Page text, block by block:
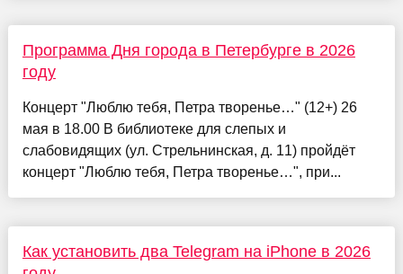
Программа Дня города в Петербурге в 2026
году
Концерт "Люблю тебя, Петра творенье…" (12+) 26
мая в 18.00 В библиотеке для слепых и
слабовидящих (ул. Стрельнинская, д. 11) пройдёт
концерт "Люблю тебя, Петра творенье…", при...
Как установить два Telegram на iPhone в 2026